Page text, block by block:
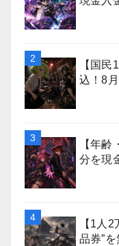
【国
込！8
【年
分を現
【1人
品券”を